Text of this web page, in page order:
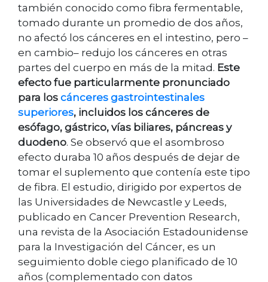
también conocido como fibra fermentable,
tomado durante un promedio de dos años,
no afectó los cánceres en el intestino, pero –
en cambio– redujo los cánceres en otras
partes del cuerpo en más de la mitad. Este
efecto fue particularmente pronunciado
para los cánceres gastrointestinales
superiores, incluidos los cánceres de
esófago, gástrico, vías biliares, páncreas y
duodeno. Se observó que el asombroso
efecto duraba 10 años después de dejar de
tomar el suplemento que contenía este tipo
de fibra. El estudio, dirigido por expertos de
las Universidades de Newcastle y Leeds,
publicado en Cancer Prevention Research,
una revista de la Asociación Estadounidense
para la Investigación del Cáncer, es un
seguimiento doble ciego planificado de 10
años (complementado con datos